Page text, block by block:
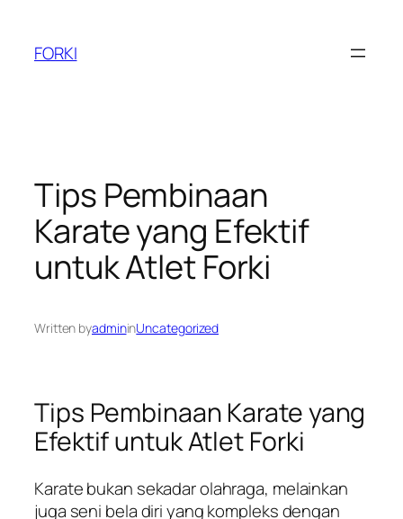
content
FORKI
Tips Pembinaan
Karate yang Efektif
untuk Atlet Forki
Written byadmininUncategorized
Tips Pembinaan Karate yang
Efektif untuk Atlet Forki
Karate bukan sekadar olahraga, melainkan
juga seni bela diri yang kompleks dengan